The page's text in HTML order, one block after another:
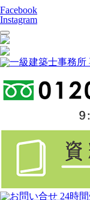
Facebook
Instagram